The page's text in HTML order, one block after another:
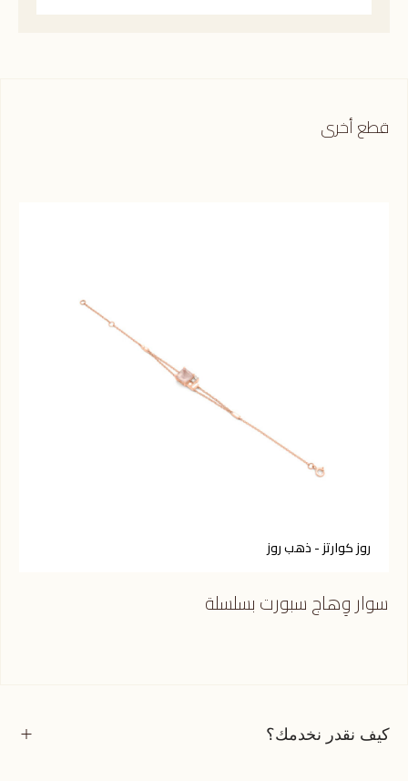
قطع أخرى
روز كوارتز - ذهب روز
سوار وِهاج سبورت بسلسلة
كيف نقدر نخدمك؟